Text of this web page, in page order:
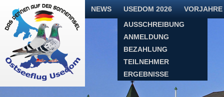
NAVIGATION
ÜBERSPRINGEN
NEWS
USEDOM 2026
AUSSCHREIBUNG
ANMELDUNG
BEZAHLUNG
TEILNEHMER
ERGEBNISSE
VORJAHRE